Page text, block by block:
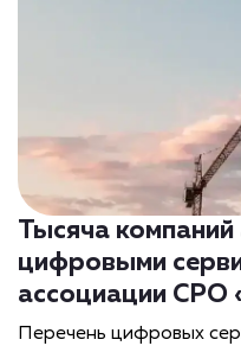
Тысяча
цифровыми
ассоциации СРО
Перечень цифровых